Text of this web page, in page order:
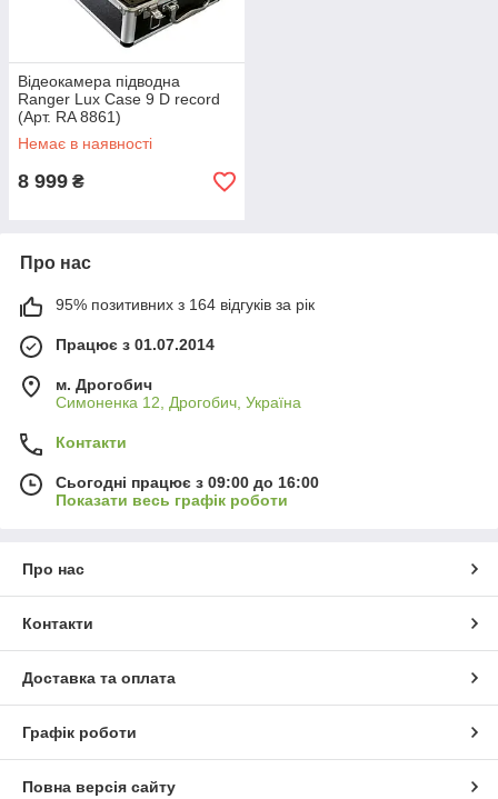
Відеокамера підводна
Ranger Lux Case 9 D record
(Арт. RA 8861)
Немає в наявності
8 999 ₴
Про нас
95% позитивних з 164 відгуків за рік
Працює з 01.07.2014
м. Дрогобич
Симоненка 12, Дрогобич, Україна
Контакти
Сьогодні працює з 09:00 до 16:00
Показати весь графік роботи
Про нас
Контакти
Доставка та оплата
Графік роботи
Повна версія сайту